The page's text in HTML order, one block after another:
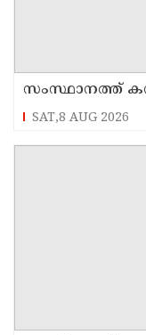
സംസ്ഥാനത്ത്
SAT,8 AUG 2026